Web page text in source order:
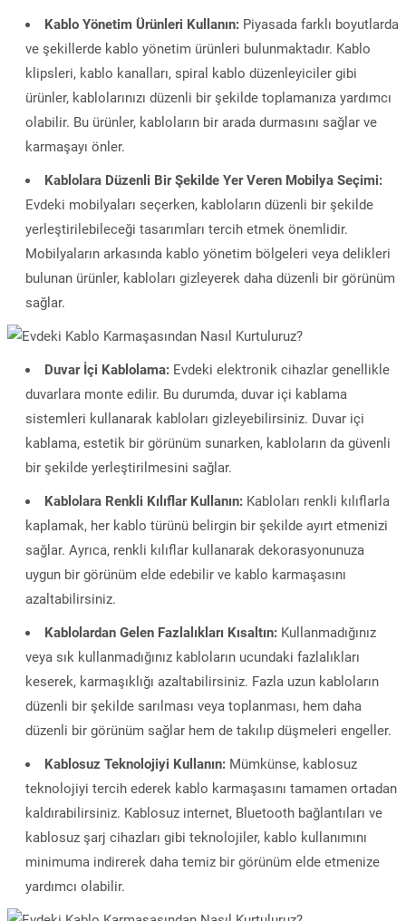
Kablo Yönetim Ürünleri Kullanın: Piyasada farklı boyutlarda
ve şekillerde kablo yönetim ürünleri bulunmaktadır. Kablo
klipsleri, kablo kanalları, spiral kablo düzenleyiciler gibi
ürünler, kablolarınızı düzenli bir şekilde toplamanıza yardımcı
olabilir. Bu ürünler, kabloların bir arada durmasını sağlar ve
karmaşayı önler.
Kablolara Düzenli Bir Şekilde Yer Veren Mobilya Seçimi:
Evdeki mobilyaları seçerken, kabloların düzenli bir şekilde
yerleştirilebileceği tasarımları tercih etmek önemlidir.
Mobilyaların arkasında kablo yönetim bölgeleri veya delikleri
bulunan ürünler, kabloları gizleyerek daha düzenli bir görünüm
sağlar.
Duvar İçi Kablolama: Evdeki elektronik cihazlar genellikle
duvarlara monte edilir. Bu durumda, duvar içi kablama
sistemleri kullanarak kabloları gizleyebilirsiniz. Duvar içi
kablama, estetik bir görünüm sunarken, kabloların da güvenli
bir şekilde yerleştirilmesini sağlar.
Kablolara Renkli Kılıflar Kullanın: Kabloları renkli kılıflarla
kaplamak, her kablo türünü belirgin bir şekilde ayırt etmenizi
sağlar. Ayrıca, renkli kılıflar kullanarak dekorasyonunuza
uygun bir görünüm elde edebilir ve kablo karmaşasını
azaltabilirsiniz.
Kablolardan Gelen Fazlalıkları Kısaltın: Kullanmadığınız
veya sık kullanmadığınız kabloların ucundaki fazlalıkları
keserek, karmaşıklığı azaltabilirsiniz. Fazla uzun kabloların
düzenli bir şekilde sarılması veya toplanması, hem daha
düzenli bir görünüm sağlar hem de takılıp düşmeleri engeller.
Kablosuz Teknolojiyi Kullanın: Mümkünse, kablosuz
teknolojiyi tercih ederek kablo karmaşasını tamamen ortadan
kaldırabilirsiniz. Kablosuz internet, Bluetooth bağlantıları ve
kablosuz şarj cihazları gibi teknolojiler, kablo kullanımını
minimuma indirerek daha temiz bir görünüm elde etmenize
yardımcı olabilir.